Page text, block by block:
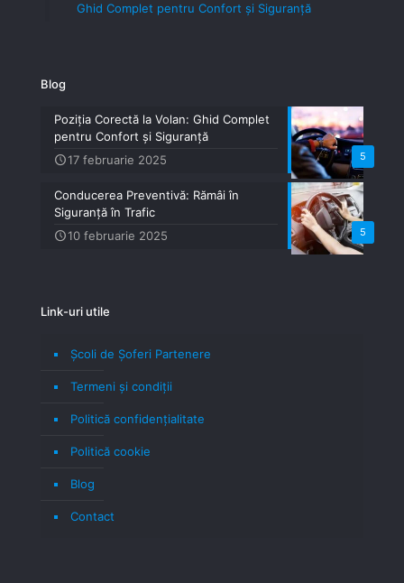
Ghid Complet pentru Confort și Siguranță
Blog
5
Poziția Corectă la Volan: Ghid Complet
pentru Confort și Siguranță
17 februarie 2025
5
Conducerea Preventivă: Rămâi în
Siguranță în Trafic
10 februarie 2025
Link-uri utile
Școli de Șoferi Partenere
Termeni şi condiţii
Politică confidenţialitate
Politică cookie
Blog
Contact